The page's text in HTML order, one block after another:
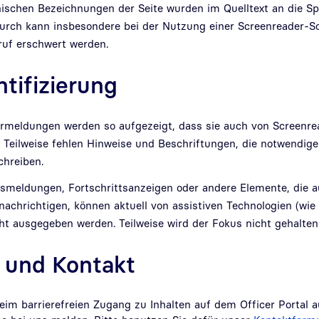
Bezeichnungen der Seite wurden im Quelltext an die
kann insbesondere bei der Nutzung einer Screenreader-
erschwert werden.
werden so aufgezeigt, dass sie auch von
Teilweise fehlen Hinweise und Beschriftungen, die
Fortschrittsanzeigen oder andere Elemente, die
können aktuell von assistiven Technologien (wie
ausgegeben werden. Teilweise wird der Fokus nicht
Kontakt
barrierefreien Zugang zu Inhalten auf dem Officer Portal